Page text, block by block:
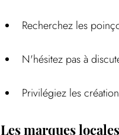
Recherchez les
N'hésitez pas à
Privilégiez les
Les marques locales